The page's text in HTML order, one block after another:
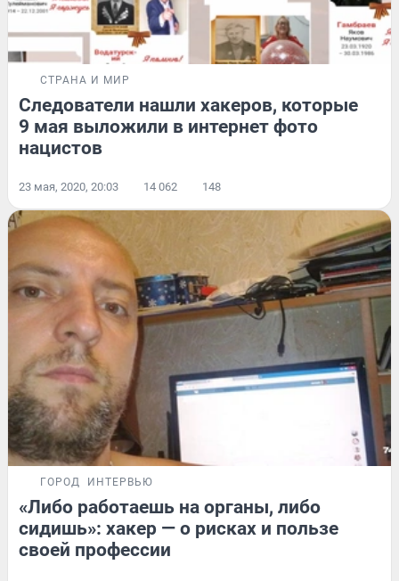
СТРАНА И МИР
Следователи нашли хакеров, которые
9 мая выложили в интернет фото
нацистов
23 мая, 2020, 20:03 14 062 148
ГОРОД ИНТЕРВЬЮ
«Либо работаешь на органы, либо
сидишь»: хакер — о рисках и пользе
своей профессии